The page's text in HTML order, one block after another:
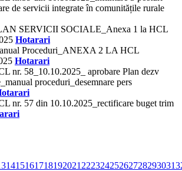
de servicii integrate în comunitățile rurale
SERVICII SOCIALE_Anexa 1 la HCL
Hotarari
Proceduri_ANEXA 2 LA HCL
Hotarari
nr. 58_10.10.2025_ aprobare Plan dezv
proceduri_desemnare pers
nr. 57 din 10.10.2025_rectificare buget trim
1415161718192021 22232425262728293031